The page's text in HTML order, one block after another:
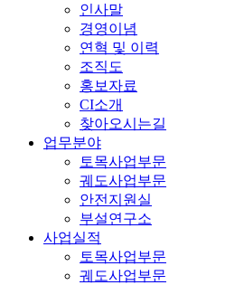
인사말
경영이념
연혁 및 이력
조직도
홍보자료
CI소개
찾아오시는길
업무분야
토목사업부문
궤도사업부문
안전지원실
부설연구소
사업실적
토목사업부문
궤도사업부문